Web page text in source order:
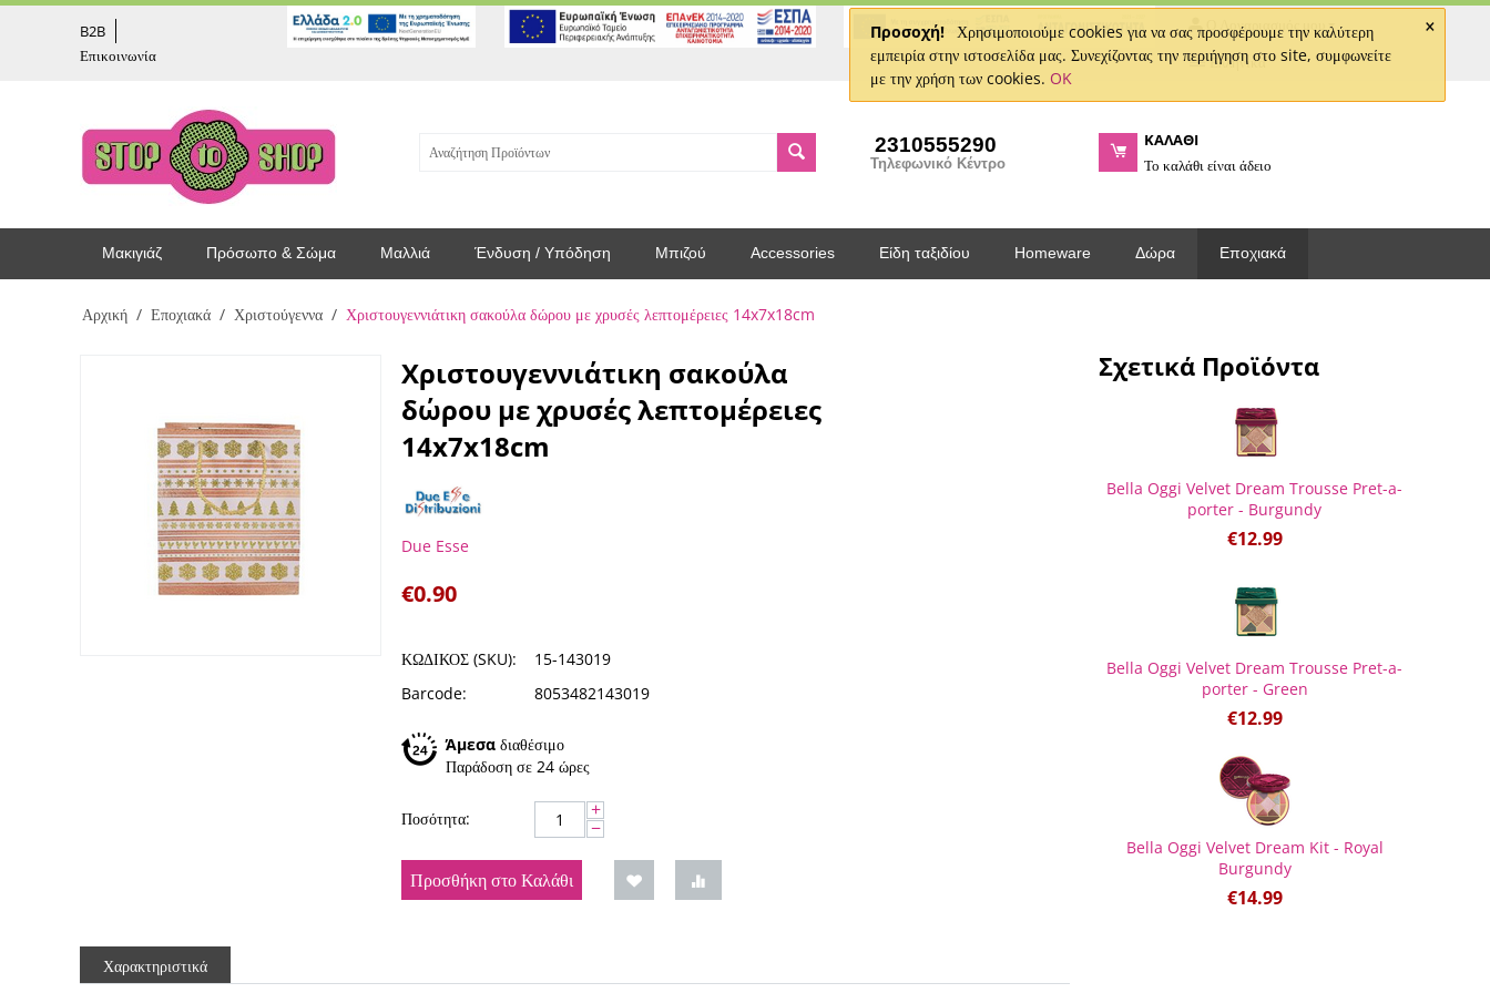
×
Προσοχή! Χρησιμοποιούμε cookies για να σας προσφέρουμε την καλύτερη
εμπειρία στην ιστοσελίδα μας. Συνεχίζοντας την περιήγηση στο site, συμφωνείτε
με την χρήση των cookies. OK
B2B
Επικοινωνία
Ο Λογαριασμός μου
Ελληνικά
2310555290
Τηλεφωνικό Κέντρο
ΚΑΛΑΘΙ
Το καλάθι είναι άδειο
Μακιγιάζ Πρόσωπο & Σώμα Μαλλιά Ένδυση / Υπόδηση Μπιζού Accessories Είδη ταξιδίου Homeware Δώρα Εποχιακά
Αρχική / Εποχιακά / Χριστούγεννα / Χριστουγεννιάτικη σακούλα δώρου με χρυσές λεπτομέρειες 14x7x18cm
Χριστουγεννιάτικη σακούλα
δώρου με χρυσές λεπτομέρειες
14x7x18cm
Due Esse
€0.90
ΚΩΔΙΚΟΣ (SKU):
15-143019
Barcode:
8053482143019
Άμεσα διαθέσιμο
Παράδοση σε 24 ώρες
Ποσότητα: +
−
Προσθήκη στο Καλάθι
Χαρακτηριστικά
Σχετικά Προϊόντα
Bella Oggi Velvet Dream Trousse Pret-a-
porter - Burgundy
€12.99
Bella Oggi Velvet Dream Trousse Pret-a-
porter - Green
€12.99
Bella Oggi Velvet Dream Kit - Royal
Burgundy
€14.99